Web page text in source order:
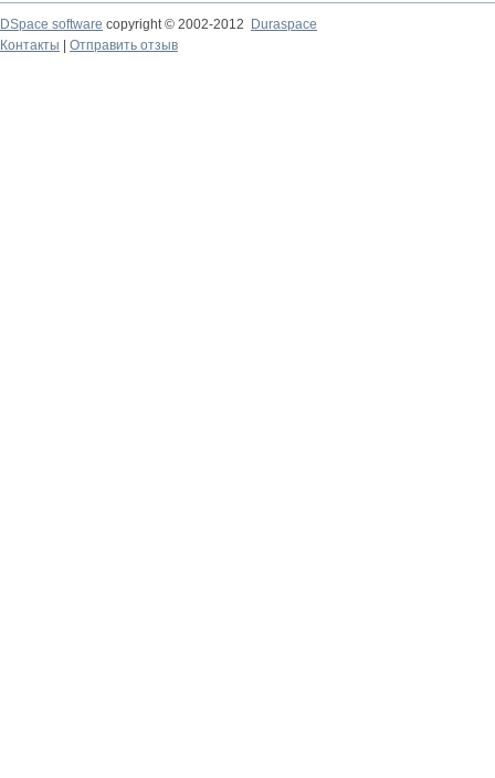
DSpace software copyright © 2002-2012
Duraspace
Контакты
Отправить отзыв